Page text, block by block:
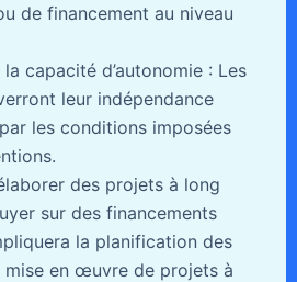
de financement au niveau
capacité d’autonomie : Les
leur indépendance
les conditions imposées
des projets à long
sur des financements
la planification des
mise en œuvre de projets à